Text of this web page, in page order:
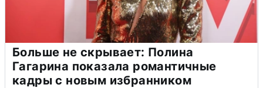
Больше не скрывает: Полина
Гагарина показала романтичные
кадры с новым избранником